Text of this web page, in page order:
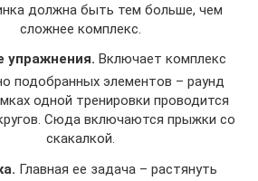
должна быть тем больше, чем
сложнее комплекс.
упражнения. Включает комплекс
подобранных элементов – раунд
одной тренировки проводится
Сюда включаются прыжки со
скакалкой.
Главная ее задача – растянуть